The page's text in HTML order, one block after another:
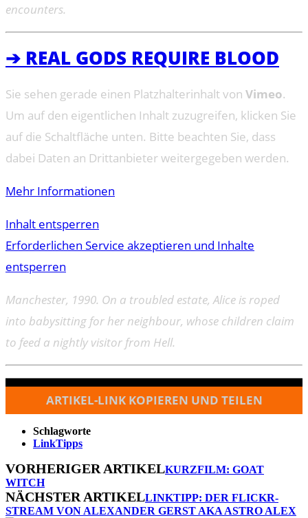
encounters.
➔ REAL GODS REQUIRE BLOOD
Sie sehen gerade einen Platzhalterinhalt von Vimeo.
Um auf den eigentlichen Inhalt zuzugreifen, klicken Sie
auf die Schaltfläche unten. Bitte beachten Sie, dass
dabei Daten an Drittanbieter weitergegeben werden.
Mehr Informationen
Inhalt entsperren
Erforderlichen Service akzeptieren und Inhalte
entsperren
Manchester, 1990. On a troubled estate, Alice is roped
into babysitting for her neighbour, whose children claim
to feed a nightly visitor from Hell.
ARTIKEL-LINK KOPIEREN UND TEILEN
Schlagworte
LinkTipps
VORHERIGER ARTIKELKURZFILM: GOAT
WITCH
NÄCHSTER ARTIKELLINKTIPP: DER FLICKR-
STREAM VON ALEXANDER GERST AKA ASTRO ALEX